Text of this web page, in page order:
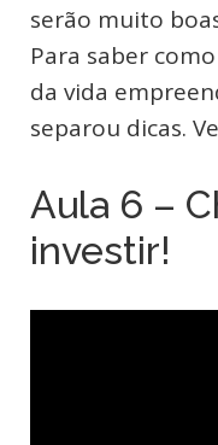
serão muito
Para saber
da vida
separou dicas.
Aula 6 –
investir!